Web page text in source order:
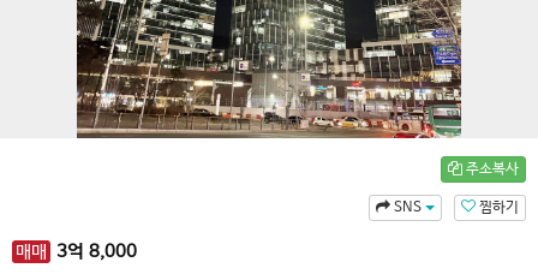
주소복사
찜하기
SNS
매매 3억 8,000